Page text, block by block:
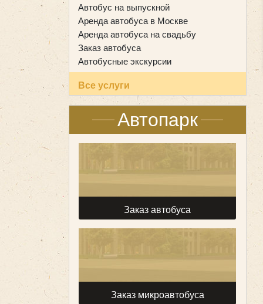
Автобус на выпускной
Аренда автобуса в Москве
Аренда автобуса на свадьбу
Заказ автобуса
Автобусные экскурсии
Все услуги
Автопарк
Заказ автобуса
Заказ микроавтобуса